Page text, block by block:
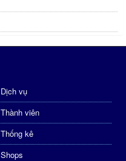
Dịch vụ
Thành viên
Thống kê
Shops